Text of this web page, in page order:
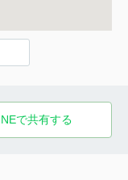
で共有する